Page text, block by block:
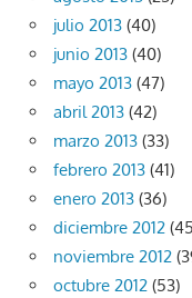
julio 2013 (40)
junio 2013 (40)
mayo 2013 (47)
abril 2013 (42)
marzo 2013 (33)
febrero 2013 (41)
enero 2013 (36)
diciembre 2012
noviembre 2012
octubre 2012 (53)